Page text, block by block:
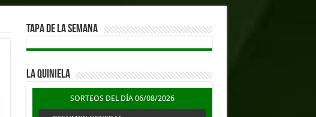
TAPA DE LA SEMANA
LA QUINIELA
SORTEOS DEL DÍA 06/08/2026